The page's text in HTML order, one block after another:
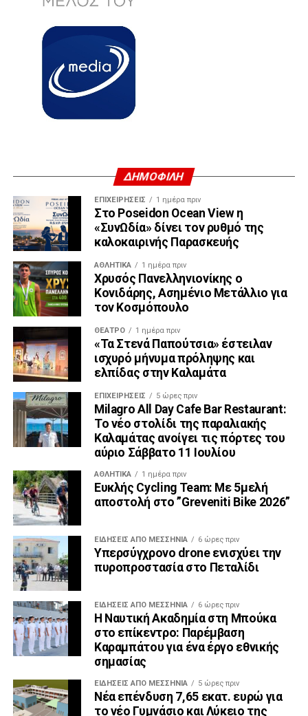
ΔΗΜΟΦΙΛΗ
ΕΠΙΧΕΙΡΉΣΕΙΣ 1 ημέρα πριν
Στο Poseidon Ocean View η
«ΣυνΩδία» δίνει τον ρυθμό της
καλοκαιρινής Παρασκευής
ΑΘΛΗΤΙΚΆ 1 ημέρα πριν
Χρυσός Πανελληνιονίκης ο
Κονιδάρης, Ασημένιο Μετάλλιο για
τον Κοσμόπουλο
ΘΈΑΤΡΟ 1 ημέρα πριν
«Τα Στενά Παπούτσια» έστειλαν
ισχυρό μήνυμα πρόληψης και
ελπίδας στην Καλαμάτα
ΕΠΙΧΕΙΡΉΣΕΙΣ 5 ώρες πριν
Milagro All Day Cafe Bar Restaurant:
Το νέο στολίδι της παραλιακής
Καλαμάτας ανοίγει τις πόρτες του
αύριο Σάββατο 11 Ιουλίου
ΑΘΛΗΤΙΚΆ 1 ημέρα πριν
Ευκλής Cycling Team: Με 5μελή
αποστολή στο ”Greveniti Bike 2026”
ΕΙΔΉΣΕΙΣ ΑΠΟ ΜΕΣΣΗΝΊΑ 6 ώρες πριν
Υπερσύγχρονο drone ενισχύει την
πυροπροστασία στο Πεταλίδι
ΕΙΔΉΣΕΙΣ ΑΠΟ ΜΕΣΣΗΝΊΑ 6 ώρες πριν
Η Ναυτική Ακαδημία στη Μπούκα
στο επίκεντρο: Παρέμβαση
Καραμπάτου για ένα έργο εθνικής
σημασίας
ΕΙΔΉΣΕΙΣ ΑΠΟ ΜΕΣΣΗΝΊΑ 5 ώρες πριν
Νέα επένδυση 7,65 εκατ. ευρώ για
το νέο Γυμνάσιο και Λύκειο της